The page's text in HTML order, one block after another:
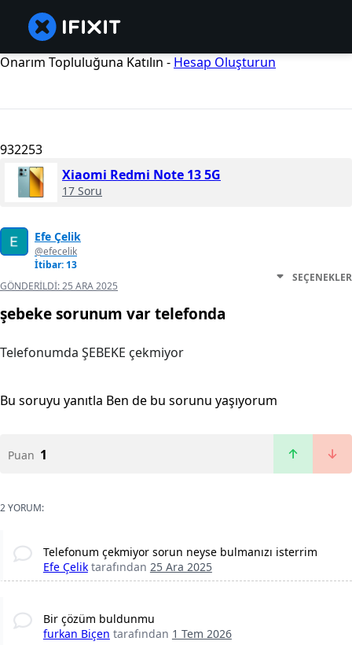
Onarım Topluluğuna Katılın - Hesap Oluşturun
932253
Xiaomi Redmi Note 13 5G
17 Soru
Efe Çelik
@efecelik
İtibar: 13
GÖNDERILDI:25 ARA 2025
SEÇENEKLER
şebeke sorunum var telefonda
Telefonumda ŞEBEKE çekmiyor
Bu soruyu yanıtla Ben de bu sorunu yaşıyorum
Puan 1
2 YORUM:
Telefonum çekmiyor sorun neyse bulmanızı isterrim
Efe Çelik tarafından 25 Ara 2025
Bir çözüm buldunmu
furkan Biçen tarafından 1 Tem 2026